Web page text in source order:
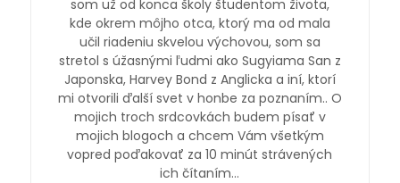
som už od konca školy študentom života,
kde okrem môjho otca, ktorý ma od mala
učil riadeniu skvelou výchovou, som sa
stretol s úžasnými ľudmi ako Sugyiama San z
Japonska, Harvey Bond z Anglicka a iní, ktorí
mi otvorili ďalší svet v honbe za poznaním.. O
mojich troch srdcovkách budem písať v
mojich blogoch a chcem Vám všetkým
vopred poďakovať za 10 minút strávených
ich čítaním…